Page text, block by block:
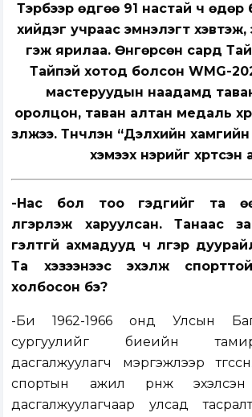
Тэрбээр өдгөө 91 настай ч өдөр
хийдэг учраас эмнэлэгт хэвтэж,
гэж ярилаа. Өнгөрсөн сард
Тайпэй хотод болсон WMG-
мастеруудын наадамд
оролцон, таван алтан медаль
үзүүлжээ. Түүнчлэн “Дэлхийн
хэмээх нэрийг хүртсэн
-Нас бол тоо гэдгийг та
үлгэрлэж харуулсан. Танаас
гэлтгүй ахмадууд ч үлгэр
Та хэзээнээс эхэлж
холбосон бэ?
-Би 1962-1966 онд Улсын
сургуулийг биеийн
дасгалжуулагч мэргэжлээр
спортын ажил өрнөж
дасгалжуулагчаар улсад